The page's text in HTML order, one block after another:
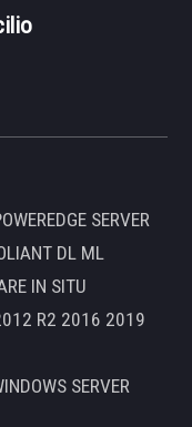
SERVER
DL ML
IN SITU
R2 2016 2019
SERVER